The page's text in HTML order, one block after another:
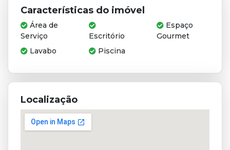
Características do imóvel
Área de
Serviço
Escritório
Espaço
Gourmet
Lavabo
Piscina
Localização